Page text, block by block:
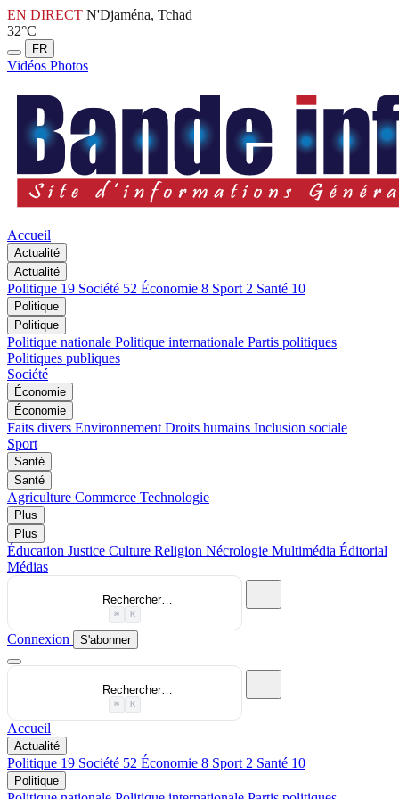
EN DIRECT N'Djaména, Tchad
32°C
FR
Vidéos Photos
Accueil
Actualité
Actualité
Politique 19 Société 52 Économie 8 Sport 2 Santé 10
Politique
Politique
Politique nationale Politique internationale Partis politiques
Politiques publiques
Société
Économie
Économie
Faits divers Environnement Droits humains Inclusion sociale
Sport
Santé
Santé
Agriculture Commerce Technologie
Plus
Plus
Éducation Justice Culture Religion Nécrologie Multimédia Éditorial
Médias
Rechercher…
⌘ K
Connexion S'abonner
Rechercher…
⌘ K
Accueil
Actualité
Politique 19 Société 52 Économie 8 Sport 2 Santé 10
Politique